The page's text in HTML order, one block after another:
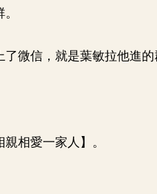
微信，就是葉敏拉他進的
相愛一家人】。